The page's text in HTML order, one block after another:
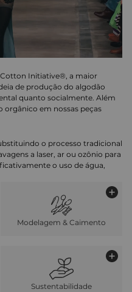
Initiative®, a maior
de produção do algodão
quanto socialmente. Além
orgânico em nossas peças
o processo tradicional
a laser, ar ou ozônio para
o uso de água,
Modelagem & Caimento
Sustentabilidade